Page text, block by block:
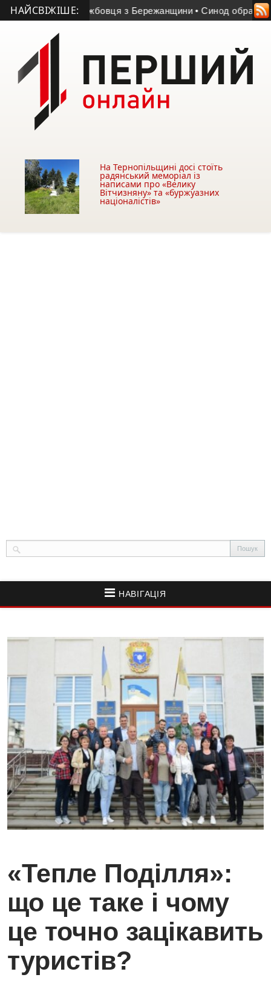
НАЙСВІЖІШЕ: з Бережанщини • Синод обрав єпископа
На Тернопільщині досі стоїть
радянський меморіал із
написами про «Велику
Вітчизняну» та «буржуазних
націоналістів»
НАВІГАЦІЯ
«Тепле Поділля»:
що це таке і чому
це точно зацікавить
туристів?